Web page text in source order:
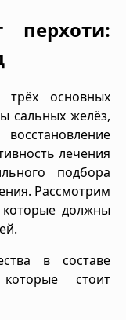
перхоти:
трёх основных
сальных желёз,
лечения
подбора
Рассмотрим
должны
в составе
стоит